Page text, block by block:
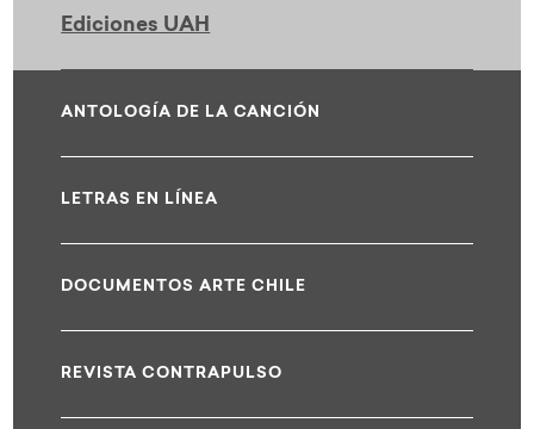
Ediciones UAH
ANTOLOGÍA DE LA CANCIÓN
LETRAS EN LÍNEA
DOCUMENTOS ARTE CHILE
REVISTA CONTRAPULSO